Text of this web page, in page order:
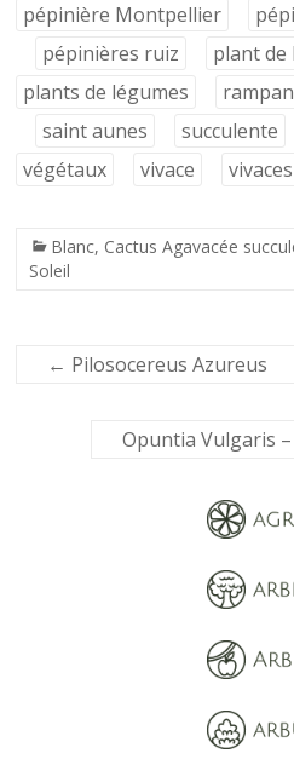
pépinière Montpellier
pépinières ruiz
plant de
plants de légumes
saint aunes
succulente
végétaux
vivace vivaces
Blanc, Cactus Agavacée
Soleil
← Pilosocereus Azureus
Opuntia Vulgaris